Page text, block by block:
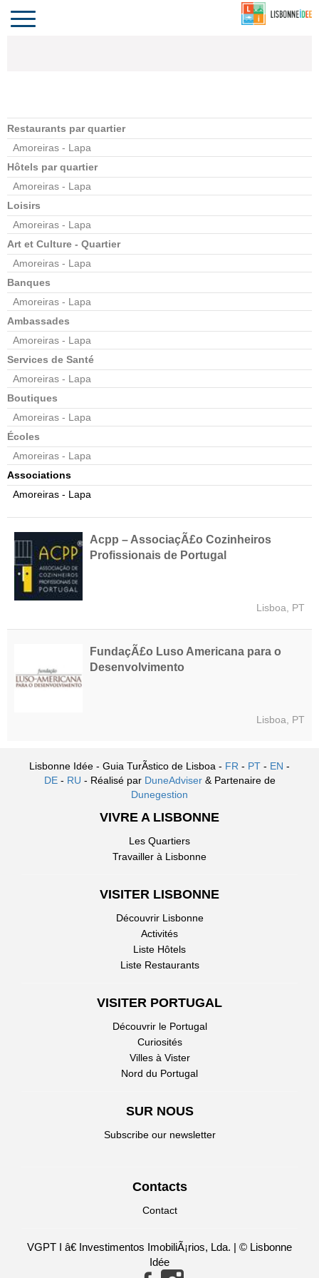
LE PORTUGAL
Toggle
navigation
Restaurants par quartier
Amoreiras - Lapa
Hôtels par quartier
Amoreiras - Lapa
Loisirs
Amoreiras - Lapa
Art et Culture - Quartier
Amoreiras - Lapa
Banques
Amoreiras - Lapa
Ambassades
Amoreiras - Lapa
Services de Santé
Amoreiras - Lapa
Boutiques
Amoreiras - Lapa
Écoles
Amoreiras - Lapa
Associations
Amoreiras - Lapa
Acpp – AssociaçÃ£o Cozinheiros
Profissionais de Portugal
Lisboa, PT
FundaçÃ£o Luso Americana para o
Desenvolvimento
Lisboa, PT
Lisbonne Idée - Guia TurÃ­stico de Lisboa - FR - PT - EN -
DE- RU - Réalisé par DuneAdviser & Partenaire de
Dunegestion
VIVRE A LISBONNE
Les Quartiers
Travailler à Lisbonne
VISITER LISBONNE
Découvrir Lisbonne
Activités
Liste Hôtels
Liste Restaurants
VISITER PORTUGAL
Découvrir le Portugal
Curiosités
Villes à Vister
Nord du Portugal
SUR NOUS
Subscribe our newsletter
Contacts
Contact
VGPT I â€ Investimentos ImobiliÃ¡rios, Lda. | © Lisbonne
Idée